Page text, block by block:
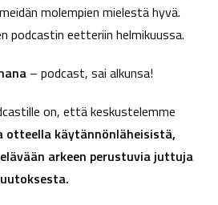
molempien mielestä hyvä.
podcastin eetteriin helmikuussa.
– podcast, sai alkunsa!
on, että keskustelemme
otteella käytännönläheisistä,
arkeen perustuvia juttuja